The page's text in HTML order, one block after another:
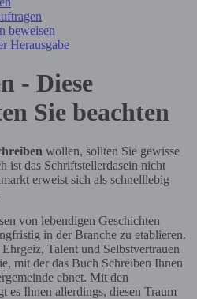
beweisen
Herausgabe
- Diese
Sie beachten
wollen, sollten Sie gewisse
ist das Schriftstellerdasein nicht
erweist sich als schnelllebig
von lebendigen Geschichten
in der Branche zu etablieren.
Talent und Selbstvertrauen
mit der das Buch Schreiben Ihnen
ebnet. Mit den
es Ihnen allerdings, diesen Traum